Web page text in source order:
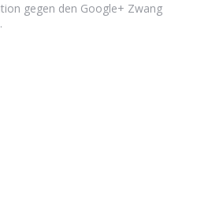
gegen den Google+ Zwang